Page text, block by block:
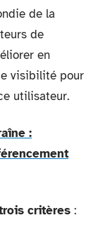
de la
de
en
visibilité pour
utilisateur.
:
critères :